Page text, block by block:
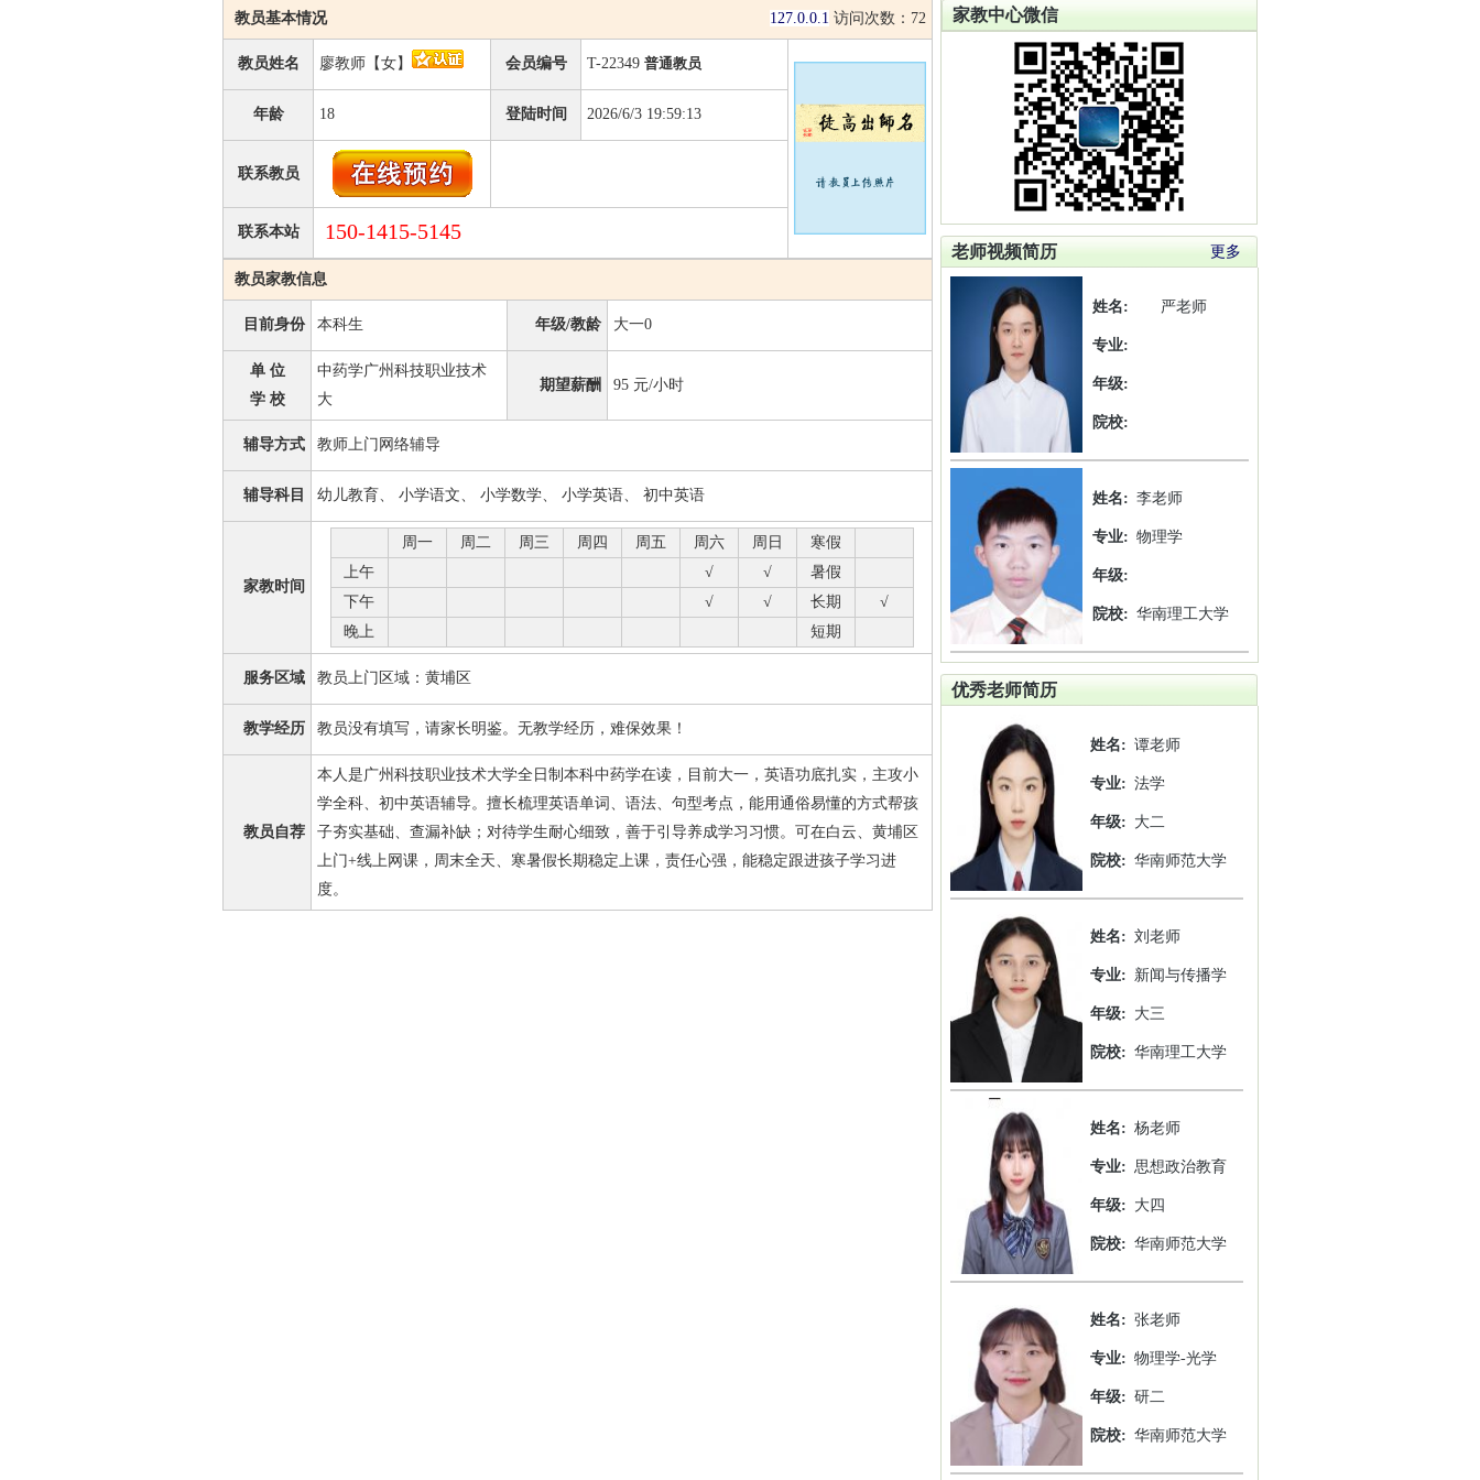
教员基本情况 127.0.0.1 访问次数： 72
教员姓名 廖教师【女】 会员编号 T-22349 普通教员
年龄 18 登陆时间 2026/6/3 19:59:13
联系教员
联系本站 150-1415-5145
教员家教信息
目前身份 本科生 年级/教龄 大一0
单 位
学 校
中药学广州科技职业技术
大
期望薪酬 95 元/小时
辅导方式 教师上门网络辅导
辅导科目 幼儿教育、 小学语文、 小学数学、 小学英语、 初中英语
家教时间
周一 周二 周三 周四 周五 周六 周日
寒假
上午
√ √
暑假
下午
√ √ 长期
√
晚上
短期
服务区域 教员上门区域：黄埔区
教学经历 教员没有填写，请家长明鉴。无教学经历，难保效果！
教员自荐
本人是广州科技职业技术大学全日制本科中药学在读，目前大一，英语功底扎实，主攻小
学全科、初中英语辅导。擅长梳理英语单词、语法、句型考点，能用通俗易懂的方式帮孩
子夯实基础、查漏补缺；对待学生耐心细致，善于引导养成学习习惯。可在白云、黄埔区
上门+线上网课，周末全天、寒暑假长期稳定上课，责任心强，能稳定跟进孩子学习进
度。
家教中心微信
老师视频简历 更多
姓名: 严老师
专业:
年级:
院校:
姓名: 李老师
专业: 物理学
年级:
院校: 华南理工大学
优秀老师简历
姓名: 谭老师
专业: 法学
年级: 大二
院校: 华南师范大学
姓名: 刘老师
专业: 新闻与传播学
年级: 大三
院校: 华南理工大学
姓名: 杨老师
专业: 思想政治教育
年级: 大四
院校: 华南师范大学
姓名: 张老师
专业: 物理学-光学
年级: 研二
院校: 华南师范大学